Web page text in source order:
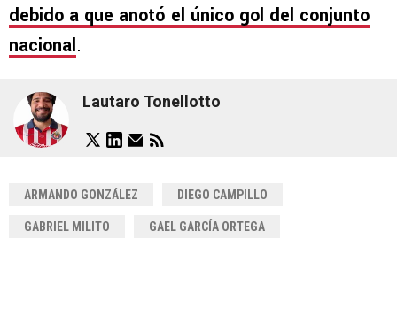
debido a que anotó el único gol del conjunto
nacional.
Lautaro Tonellotto
ARMANDO GONZÁLEZ DIEGO CAMPILLO
GABRIEL MILITO GAEL GARCÍA ORTEGA